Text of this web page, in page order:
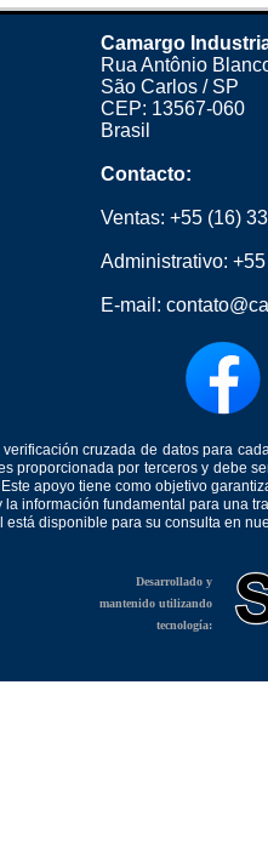
Camargo
Rua Antônio
São Carlos / SP
CEP: 13567-060
Brasil
Contacto:
Ventas: +55 (16)
Administrativo:
E-mail:
cruzada de datos para
proporcionada por terceros y debe
apoyo tiene como objetivo
información fundamental para una
disponible para su consulta en
Desarrollado y
mantenido utilizando
tecnología: